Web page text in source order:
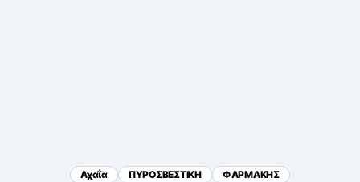
Αχαΐα ΠΥΡΟΣΒΕΣΤΙΚΗ ΦΑΡΜΑΚΗΣ